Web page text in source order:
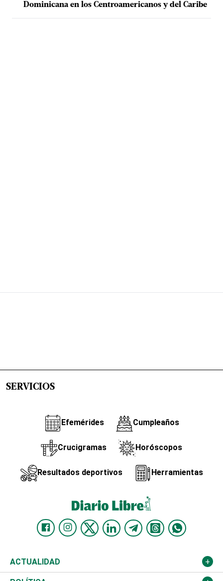
Dominicana en los Centroamericanos y del Caribe
SERVICIOS
Efemérides Cumpleaños
Crucigramas Horóscopos
Resultados deportivos Herramientas
ACTUALIDAD